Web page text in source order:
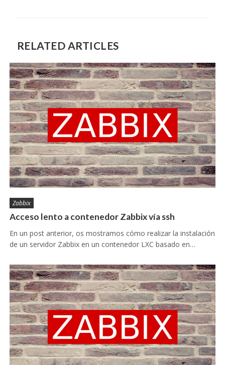
RELATED ARTICLES
Zabbix
Acceso lento a contenedor Zabbix vía ssh
En un post anterior, os mostramos cómo realizar la instalación
de un servidor Zabbix en un contenedor LXC basado en…